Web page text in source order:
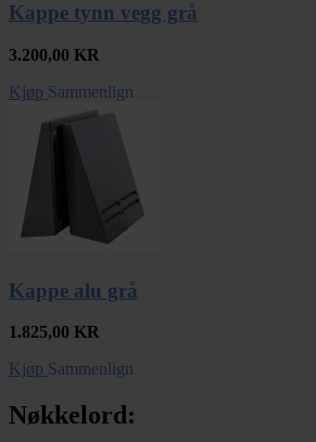
Kappe tynn vegg grå
3.200,00 KR
Kjøp Sammenlign
Kappe alu grå
1.825,00 KR
Kjøp Sammenlign
Nøkkelord: